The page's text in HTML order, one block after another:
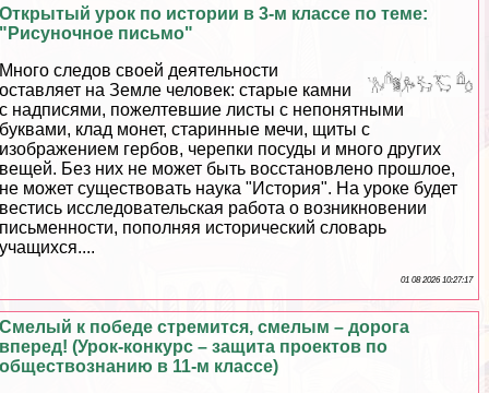
Открытый урок по истории в 3-м классе по теме:
"Рисуночное письмо"
Много следов своей деятельности
оставляет на Земле человек: старые камни
с надписями, пожелтевшие листы с непонятными
буквами, клад монет, старинные мечи, щиты с
изображением гербов, черепки посуды и много других
вещей. Без них не может быть восстановлено прошлое,
не может существовать наука "История". На уроке будет
вестись исследовательская работа о возникновении
письменности, пополняя исторический словарь
учащихся....
01 08 2026 10:27:17
Смелый к победе стремится, смелым – дорога
вперед! (Урок-конкурс – защита проектов по
обществознанию в 11-м классе)